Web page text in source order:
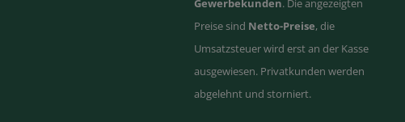
Gewerbekunden. Die angezeigten
Preise sind Netto-Preise, die
Umsatzsteuer wird erst an der Kasse
ausgewiesen. Privatkunden werden
abgelehnt und storniert.